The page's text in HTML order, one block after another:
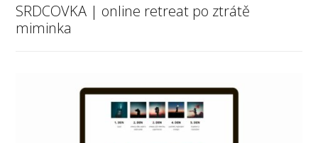
SRDCOVKA | online retreat po ztrátě
miminka